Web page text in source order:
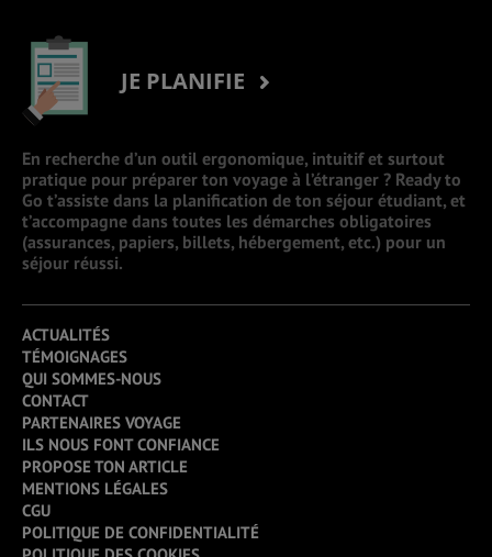
JE PLANIFIE
En recherche d’un outil ergonomique, intuitif et surtout
pratique pour préparer ton voyage à l’étranger ? Ready to
Go t’assiste dans la planification de ton séjour étudiant, et
t’accompagne dans toutes les démarches obligatoires
(assurances, papiers, billets, hébergement, etc.) pour un
séjour réussi.
ACTUALITÉS
TÉMOIGNAGES
QUI SOMMES-NOUS
CONTACT
PARTENAIRES VOYAGE
ILS NOUS FONT CONFIANCE
PROPOSE TON ARTICLE
MENTIONS LÉGALES
CGU
POLITIQUE DE CONFIDENTIALITÉ